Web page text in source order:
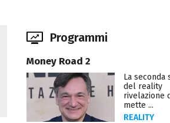
Programmi
Money Road 2
La seconda
del reality
rivelazione
mette ...
REALITY